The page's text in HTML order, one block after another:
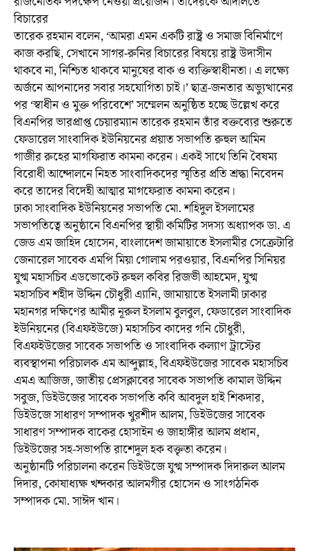
বিচারের
তারেক রহমান বলেন, ‘আমরা এমন একটি রাষ্ট্র ও সমাজ বিনির্মাণে
কাজ করছি, সেখানে সাগর-রুনির বিচারের বিষয়ে রাষ্ট্র উদাসীন
থাকবে না, নিশ্চিত থাকবে মানুষের বাক ও ব্যক্তিস্বাধীনতা। এ লক্ষ্যে
অর্জনে আপনাদের সবার সহযোগিতা চাই।’ ছাত্র-জনতার অভ্যুত্থানের
পর ‘স্বাধীন ও মুক্ত পরিবেশে’ সম্মেলন অনুষ্ঠিত হচ্ছে উল্লেখ করে
বিএনপির ভারপ্রাপ্ত চেয়ারম্যান তারেক রহমান তাঁর বক্তব্যের শুরুতে
ফেডারেল সাংবাদিক ইউনিয়নের প্রয়াত সভাপতি রুহুল আমিন
গাজীর রুহের মাগফিরাত কামনা করেন। একই সাথে তিনি বৈষম্য
বিরোধী আন্দোলনে নিহত সাংবাদিকদের স্মৃতির প্রতি শ্রদ্ধা নিবেদন
করে তাদের বিদেহী আত্মার মাগফেরাত কামনা করেন।
ঢাকা সাংবাদিক ইউনিয়নের সভাপতি মো. শহিদুল ইসলামের
সভাপতিত্বে অনুষ্ঠানে বিএনপির স্থায়ী কমিটির সদস্য অধ্যাপক ডা. এ
জেড এম জাহিদ হোসেন, বাংলাদেশ জামায়াতে ইসলামীর সেক্রেটারি
জেনারেল সাবেক এমপি মিয়া গোলাম পরওয়ার, বিএনপির সিনিয়র
যুগ্ম মহাসচিব এডভোকেট রুহুল কবির রিজভী আহমেদ, যুগ্ম
মহাসচিব শহীদ উদ্দিন চৌধুরী এ্যানি, জামায়াতে ইসলামী ঢাকার
মহানগর দক্ষিণের আমীর নূরুল ইসলাম বুলবুল, ফেডারেল সাংবাদিক
ইউনিয়নের (বিএফইউজে) মহাসচিব কাদের গনি চৌধুরী,
বিএফইউজের সাবেক সভাপতি ও সাংবাদিক কল্যাণ ট্রাস্টের
ব্যবস্থাপনা পরিচালক এম আব্দুল্লাহ, বিএফইউজের সাবেক মহাসচিব
এমএ আজিজ, জাতীয় প্রেসক্লাবের সাবেক সভাপতি কামাল উদ্দিন
সবুজ, ডিইউজের সাবেক সভাপতি কবি আবদুল হাই শিকদার,
ডিইউজে সাধারণ সম্পাদক খুরশীদ আলম, ডিইউজের সাবেক
সাধারণ সম্পাদক বাকের হোসাইন ও জাহাঙ্গীর আলম প্রধান,
ডিইউজের সহ-সভাপতি রাশেদুল হক বক্তৃতা করেন।
অনুষ্ঠানটি পরিচালনা করেন ডিইউজে যুগ্ম সম্পাদক দিদারুল আলম
দিদার, কোষাধ্যক্ষ খন্দকার আলমগীর হোসেন ও সাংগঠনিক
সম্পাদক মো. সাঈদ খান।